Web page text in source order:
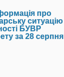
про
ситуацію
БУВР
за 28 серпня